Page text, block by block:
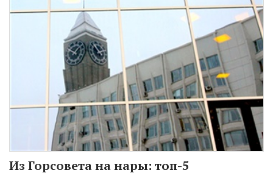
Из Горсовета на нары: топ-5